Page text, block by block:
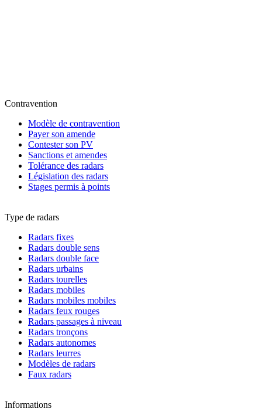
Contravention
Modèle de contravention
Payer son amende
Contester son PV
Sanctions et amendes
Tolérance des radars
Législation des radars
Stages permis à points
Type de radars
Radars fixes
Radars double sens
Radars double face
Radars urbains
Radars tourelles
Radars mobiles
Radars mobiles mobiles
Radars feux rouges
Radars passages à niveau
Radars tronçons
Radars autonomes
Radars leurres
Modèles de radars
Faux radars
Informations